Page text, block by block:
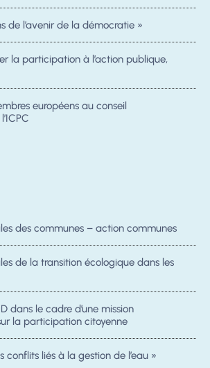
de l’avenir de la démocratie »
la participation à l’action publique,
européens au conseil
des communes – action communes
de la transition écologique dans les
dans le cadre d’une mission
la participation citoyenne
conflits liés à la gestion de l’eau »